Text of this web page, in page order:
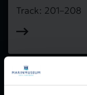
Track: 201–208